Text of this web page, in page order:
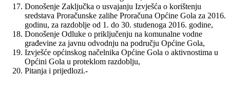
Donošenje Zaključka o usvajanju Izvješća o korištenju
sredstava Proračunske zalihe Proračuna Općine Gola za 2016.
godinu, za razdoblje od 1. do 30. studenoga 2016. godine,
Donošenje Odluke o priključenju na komunalne vodne
građevine za javnu odvodnju na području Općine Gola,
Izvješće općinskog načelnika Općine Gola o aktivnostima u
Općini Gola u proteklom razdoblju,
Pitanja i prijedlozi.-